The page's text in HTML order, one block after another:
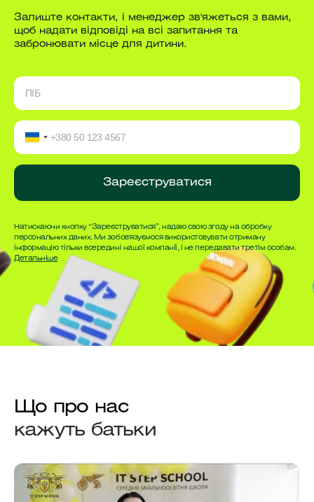
Залиште контакти, і менеджер зв'яжеться з вами,
щоб надати відповіді на всі запитання та
забронювати місце для дитини.
Зареєструватися
Натискаючи кнопку “Зареєструватися”, надаю свою згоду на обробку
персональних даних. Ми зобов'язуємося використовувати отриману
інформацію тільки всередині нашої компанії, і не передавати третім особам.
Детальніше
Що про нас
кажуть батьки